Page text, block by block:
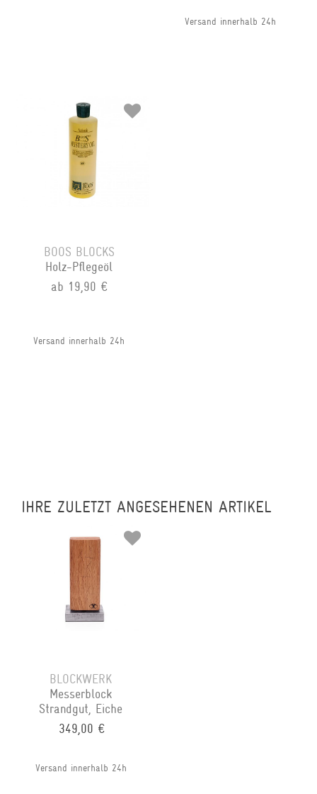
Versand innerhalb 24h
BOOS BLOCKS
Holz-Pflegeöl
ab 19,90 €
Versand innerhalb 24h
IHRE ZULETZT ANGESEHENEN ARTIKEL
BLOCKWERK
Messerblock
Strandgut, Eiche
349,00 €
Versand innerhalb 24h